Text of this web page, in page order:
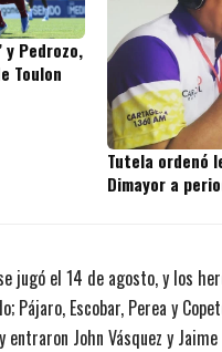
y Pedrozo,
Toulon
Tutela ordenó
Dimayor a
jugó el 14 de agosto, y los
Pájaro, Escobar, Perea y
entraron John Vásquez y